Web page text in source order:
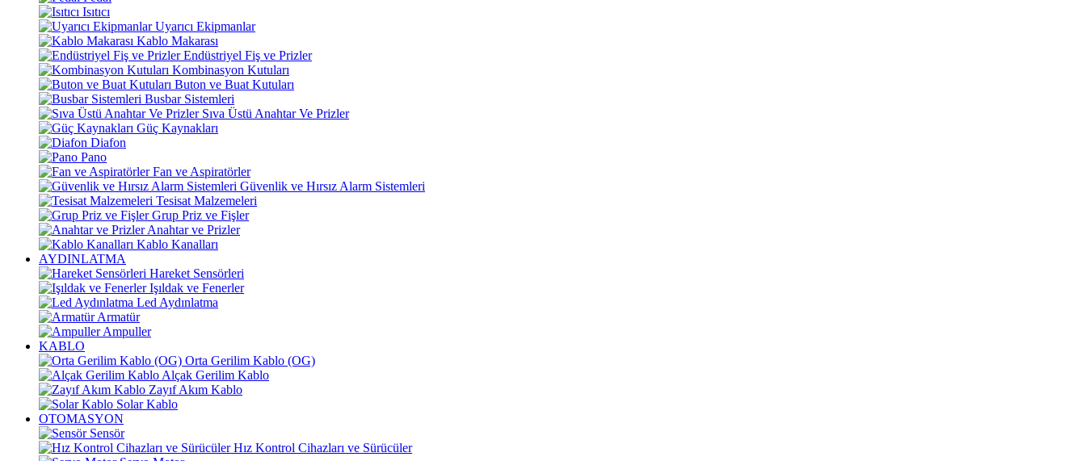
Isıtıcı
Uyarıcı Ekipmanlar
Kablo Makarası
Endüstriyel Fiş ve Prizler
Kombinasyon Kutuları
Buton ve Buat Kutuları
Busbar Sistemleri
Sıva Üstü Anahtar Ve Prizler
Güç Kaynakları
Diafon
Pano
Fan ve Aspiratörler
Güvenlik ve Hırsız Alarm Sistemleri
Tesisat Malzemeleri
Grup Priz ve Fişler
Anahtar ve Prizler
Kablo Kanalları
AYDINLATMA
Hareket Sensörleri
Işıldak ve Fenerler
Led Aydınlatma
Armatür
Ampuller
KABLO
Orta Gerilim Kablo (OG)
Alçak Gerilim Kablo
Zayıf Akım Kablo
Solar Kablo
OTOMASYON
Sensör
Hız Kontrol Cihazları ve Sürücüler